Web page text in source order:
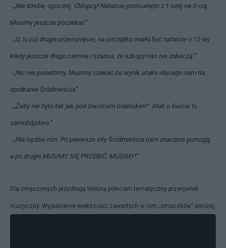
- „Nie trzeba, spocznij. Chłopcy! Natarcie przesunięto z 1-szej na 3-cią.
Musimy jeszcze poczekać”
- „O, to już drugie przesunięcie, na początku miało być natarcie o 12-tej
kiedy jeszcze długo ciemne i szansa, że szkopy nas nie zobaczą.”
-„Nic nie poradzimy. Musimy czekać na wynik ataku idącego nam na
spotkanie Śródmieścia”.
-„Żeby nie było tak jak pod Dworcem Gdańskim*. Atak o świcie to
samobójstwo.”
-„Nie będzie nim. Po pierwsze siły Śródmieścia nam znacznie pomogą,
a po drugie MUSIMY SIĘ PRZEBIĆ. MUSIMY!”
Dla zmęczonych przydługą lekturą polecam tematyczny przerywnik
muzyczny. Wyjaśnienie większości zawartych w nim „smaczków” poniżej.